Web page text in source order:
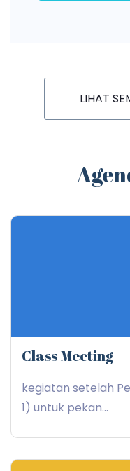
LIHAT
Class Meeting
kegiatan setelah
1) untuk pekan...